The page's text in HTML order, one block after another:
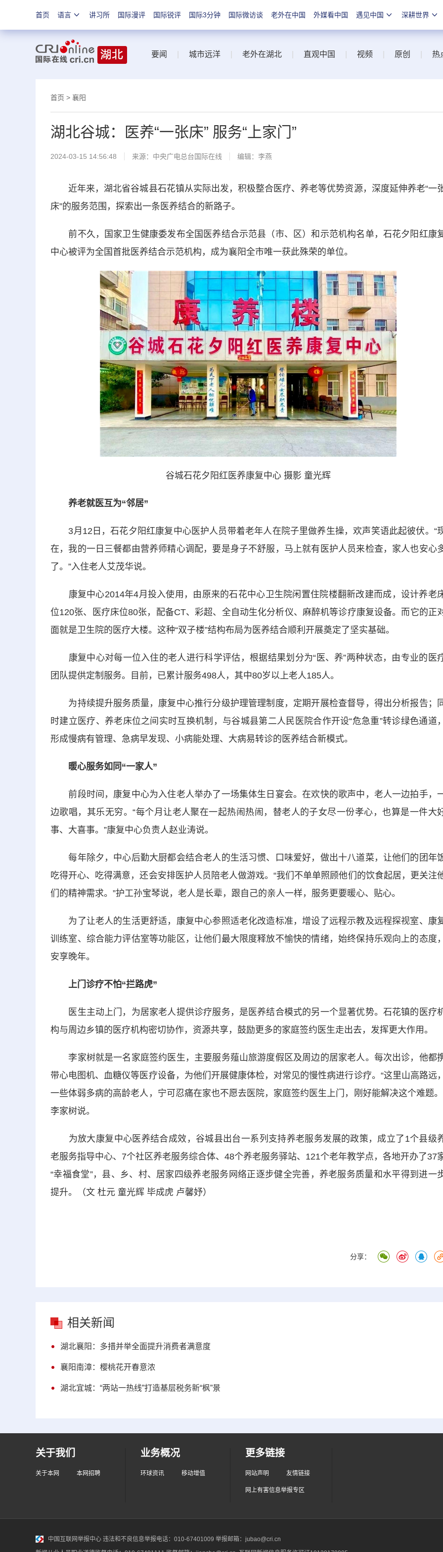
首页 语言 讲习所 国际漫评 国际锐评 国际3分钟 国际微访谈 老外在中国 外媒看中国 遇见中国 深耕世界
要闻 城市远洋 老外在湖北 直观中国 视频 原创 热
首页 > 襄阳
湖北谷城：医养“一张床” 服务“上家门”
2024-03-15 14:56:48 来源：中央广电总台国际在线 编辑：李燕
近年来，湖北省谷城县石花镇从实际出发，积极整合医疗、养老等优势资源，深度延伸养老“一
床”的服务范围，探索出一条医养结合的新路子。
前不久，国家卫生健康委发布全国医养结合示范县（市、区）和示范机构名单，石花夕阳红康
中心被评为全国首批医养结合示范机构，成为襄阳全市唯一获此殊荣的单位。
谷城石花夕阳红医养康复中心 摄影 童光辉
养老就医互为“邻居”
3月12日，石花夕阳红康复中心医护人员带着老年人在院子里做养生操，欢声笑语此起彼伏。“
在，我的一日三餐都由营养师精心调配，要是身子不舒服，马上就有医护人员来检查，家人也安心
了。”入住老人艾茂华说。
康复中心2014年4月投入使用，由原来的石花中心卫生院闲置住院楼翻新改建而成，设计养老
位120张、医疗床位80张，配备CT、彩超、全自动生化分析仪、麻醉机等诊疗康复设备。而它的正
面就是卫生院的医疗大楼。这种“双子楼”结构布局为医养结合顺利开展奠定了坚实基础。
康复中心对每一位入住的老人进行科学评估，根据结果划分为“医、养”两种状态，由专业的医
团队提供定制服务。目前，已累计服务498人，其中80岁以上老人185人。
为持续提升服务质量，康复中心推行分级护理管理制度，定期开展检查督导，得出分析报告；
时建立医疗、养老床位之间实时互换机制，与谷城县第二人民医院合作开设“危急重”转诊绿色通道，
形成慢病有管理、急病早发现、小病能处理、大病易转诊的医养结合新模式。
暖心服务如同“一家人”
前段时间，康复中心为入住老人举办了一场集体生日宴会。在欢快的歌声中，老人一边拍手，
边歌唱，其乐无穷。“每个月让老人聚在一起热闹热闹，替老人的子女尽一份孝心，也算是一件大
事、大喜事。”康复中心负责人赵业涛说。
每年除夕，中心后勤大厨都会结合老人的生活习惯、口味爱好，做出十八道菜，让他们的团年
吃得开心、吃得满意，还会安排医护人员陪老人做游戏。“我们不单单照顾他们的饮食起居，更关注
们的精神需求。”护工孙宝琴说，老人是长辈，跟自己的亲人一样，服务更要暖心、贴心。
为了让老人的生活更舒适，康复中心参照适老化改造标准，增设了远程示教及远程探视室、康
训练室、综合能力评估室等功能区，让他们最大限度释放不愉快的情绪，始终保持乐观向上的态度，
安享晚年。
上门诊疗不怕“拦路虎”
医生主动上门，为居家老人提供诊疗服务，是医养结合模式的另一个显著优势。石花镇的医疗
构与周边乡镇的医疗机构密切协作，资源共享，鼓励更多的家庭签约医生走出去，发挥更大作用。
李家树就是一名家庭签约医生，主要服务薤山旅游度假区及周边的居家老人。每次出诊，他都
带心电图机、血糖仪等医疗设备，为他们开展健康体检，对常见的慢性病进行诊疗。“这里山高路远，
一些体弱多病的高龄老人，宁可忍痛在家也不愿去医院，家庭签约医生上门，刚好能解决这个难题。
李家树说。
为放大康复中心医养结合成效，谷城县出台一系列支持养老服务发展的政策，成立了1个县级
老服务指导中心、7个社区养老服务综合体、48个养老服务驿站、121个老年教学点，各地开办了37
“幸福食堂”，县、乡、村、居家四级养老服务网络正逐步健全完善，养老服务质量和水平得到进一
提升。（文 杜元 童光辉 毕成虎 卢馨妤）
分享：
相关新闻
湖北襄阳：多措并举全面提升消费者满意度
襄阳南漳：樱桃花开春意浓
湖北宜城：“两站一热线”打造基层税务新“枫”景
关于我们
关于本网 本网招聘
业务概况
环球资讯 移动增值
更多链接
网站声明 友情链接
网上有害信息举报专区
中国互联网举报中心 违法和不良信息举报电话：010-67401009 举报邮箱：jubao@cri.cn